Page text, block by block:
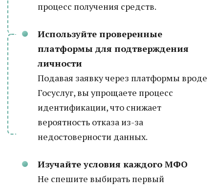
процесс получения средств.
Используйте проверенные
платформы для подтверждения
личности
Подавая заявку через платформы вроде
Госуслуг, вы упрощаете процесс
идентификации, что снижает
вероятность отказа из-за
недостоверности данных.
Изучайте условия каждого МФО
Не спешите выбирать первый